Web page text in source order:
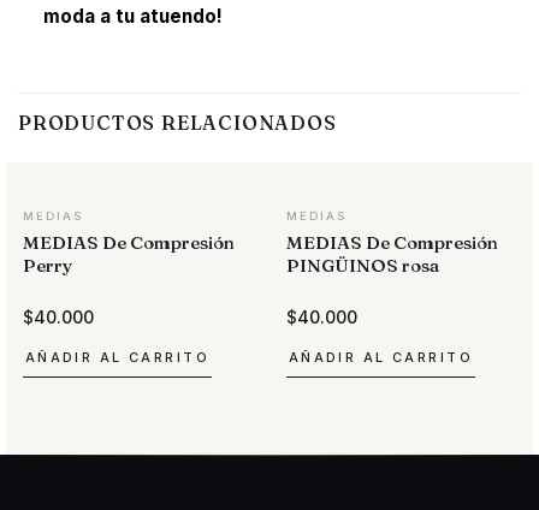
moda a tu atuendo!
PRODUCTOS RELACIONADOS
MEDIAS
MEDIAS De Compresión
Perry
$40.000
AÑADIR AL CARRITO
MEDIAS
MEDIAS De Compresión
PINGÜINOS rosa
$40.000
AÑADIR AL CARRITO